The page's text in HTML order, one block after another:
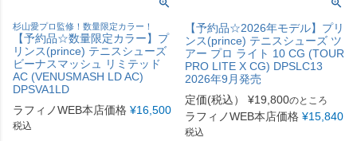
杉山愛プロ監修！数量限定カラー！
【予約品☆数量限定カラー】プ
リンス(prince) テニスシューズ
ビーナスマッシュ リミテッド
AC (VENUSMASH LD AC)
DPSVA1LD
ラフィノWEB本店価格 ¥16,500
税込
【予約品☆2026年モデル】プリ
ンス(prince) テニスシューズ ツ
アー プロ ライト 10 CG (TOUR
PRO LITE X CG) DPSLC13
2026年9月発売
定価(税込）
¥19,800のところ
ラフィノWEB本店価格 ¥15,840
税込